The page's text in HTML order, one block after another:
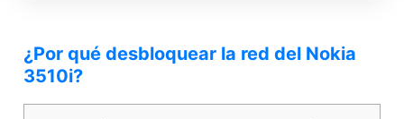
¿Por qué desbloquear la red del Nokia
3510i?